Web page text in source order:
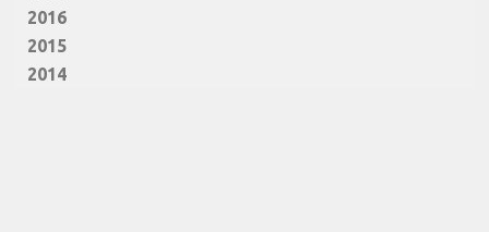
2016
2015
2014